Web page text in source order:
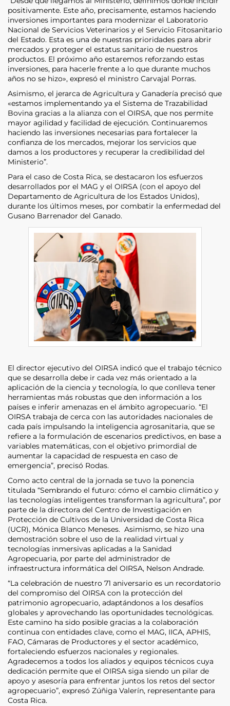
positivamente. Este año, precisamente, estamos haciendo
inversiones importantes para modernizar el Laboratorio
Nacional de Servicios Veterinarios y el Servicio Fitosanitario
del Estado. Esta es una de nuestras prioridades para abrir
mercados y proteger el estatus sanitario de nuestros
productos. El próximo año estaremos reforzando estas
inversiones, para hacerle frente a lo que durante muchos
años no se hizo», expresó el ministro Carvajal Porras.
Asimismo, el jerarca de Agricultura y Ganadería precisó que
«estamos implementando ya el Sistema de Trazabilidad
Bovina gracias a la alianza con el OIRSA, que nos permite
mayor agilidad y facilidad de ejecución. Continuaremos
haciendo las inversiones necesarias para fortalecer la
confianza de los mercados, mejorar los servicios que
damos a los productores y recuperar la credibilidad del
Ministerio”.
Para el caso de Costa Rica, se destacaron los esfuerzos
desarrollados por el MAG y el OIRSA (con el apoyo del
Departamento de Agricultura de los Estados Unidos),
durante los últimos meses, por combatir la enfermedad del
Gusano Barrenador del Ganado.
El director ejecutivo del OIRSA indicó que el trabajo técnico
que se desarrolla debe ir cada vez más orientado a la
aplicación de la ciencia y tecnología, lo que conlleva tener
herramientas más robustas que den información a los
países e inferir amenazas en el ámbito agropecuario. “El
OIRSA trabaja de cerca con las autoridades nacionales de
cada país impulsando la inteligencia agrosanitaria, que se
refiere a la formulación de escenarios predictivos, en base a
variables matemáticas, con el objetivo primordial de
aumentar la capacidad de respuesta en caso de
emergencia”, precisó Rodas.
Como acto central de la jornada se tuvo la ponencia
titulada “Sembrando el futuro: cómo el cambio climático y
las tecnologías inteligentes transforman la agricultura”, por
parte de la directora del Centro de Investigación en
Protección de Cultivos de la Universidad de Costa Rica
(UCR), Mónica Blanco Meneses. Asimismo, se hizo una
demostración sobre el uso de la realidad virtual y
tecnologías inmersivas aplicadas a la Sanidad
Agropecuaria, por parte del administrador de
infraestructura informática del OIRSA, Nelson Andrade.
“La celebración de nuestro 71 aniversario es un recordatorio
del compromiso del OIRSA con la protección del
patrimonio agropecuario, adaptándonos a los desafíos
globales y aprovechando las oportunidades tecnológicas.
Este camino ha sido posible gracias a la colaboración
continua con entidades clave, como el MAG, IICA, APHIS,
FAO, Cámaras de Productores y el sector académico,
fortaleciendo esfuerzos nacionales y regionales.
Agradecemos a todos los aliados y equipos técnicos cuya
dedicación permite que el OIRSA siga siendo un pilar de
apoyo y asesoría para enfrentar juntos los retos del sector
agropecuario”, expresó Zúñiga Valerín, representante para
Costa Rica.